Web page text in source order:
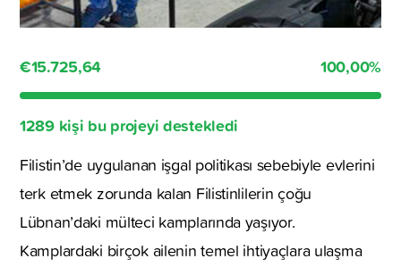
€15.725,64 100,00%
1289 kişi bu projeyi destekledi
Filistin’de uygulanan işgal politikası sebebiyle evlerini
terk etmek zorunda kalan Filistinlilerin çoğu
Lübnan’daki mülteci kamplarında yaşıyor.
Kamplardaki birçok ailenin temel ihtiyaçlara ulaşma